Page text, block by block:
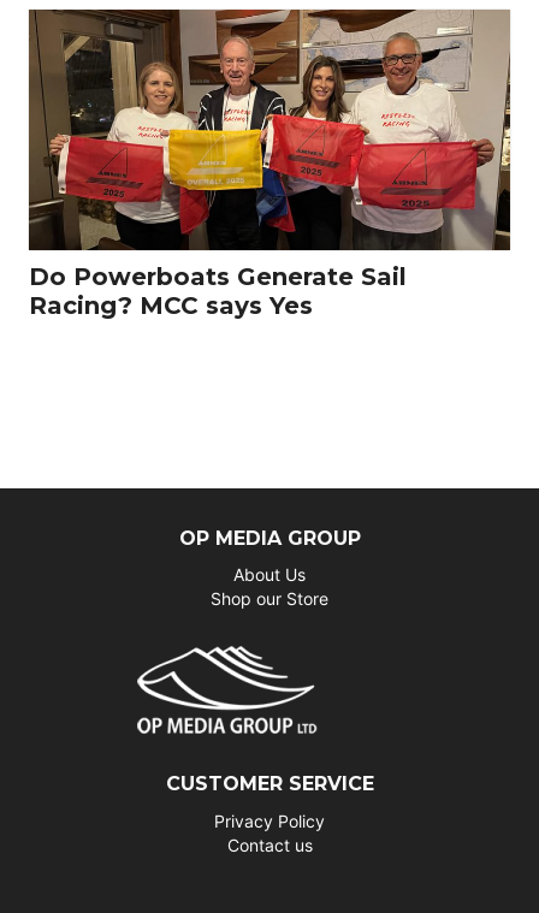
Do Powerboats Generate Sail
Racing? MCC says Yes
OP MEDIA GROUP
About Us
Shop our Store
CUSTOMER SERVICE
Privacy Policy
Contact us